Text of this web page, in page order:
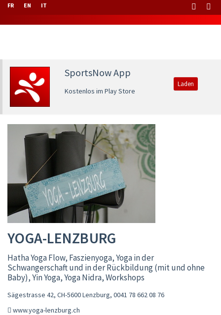
FR EN IT
SportsNow App
Kostenlos im Play Store
Laden
YOGA-LENZBURG
Hatha Yoga Flow, Faszienyoga, Yoga in der
Schwangerschaft und in der Rückbildung (mit und ohne
Baby), Yin Yoga, Yoga Nidra, Workshops
Sägestrasse 42, CH-5600 Lenzburg, 0041 78 662 08 76
www.yoga-lenzburg.ch